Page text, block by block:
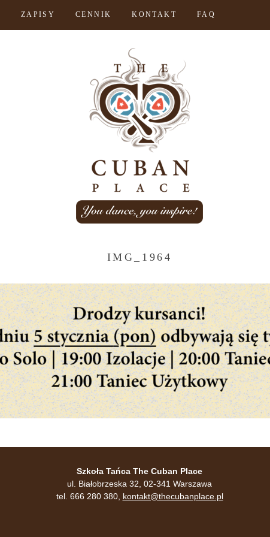
ZAPISY CENNIK KONTAKT FAQ
IMG_1964
Szkoła Tańca The Cuban Place
ul. Białobrzeska 32, 02-341 Warszawa
tel. 666 280 380, kontakt@thecubanplace.pl